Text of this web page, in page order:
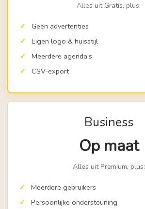
Alles uit Gratis, plus:
Geen advertenties
Eigen logo & huisstijl
Meerdere agenda’s
CSV-export
Business
Op maat
Alles uit Premium, plus:
Meerdere gebruikers
Persoonlijke ondersteuning